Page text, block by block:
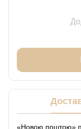
«Новою поштою»